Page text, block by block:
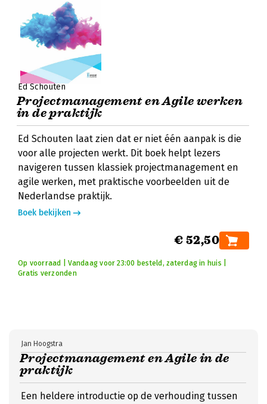
Ed Schouten
Projectmanagement en Agile werken
in de praktijk
Ed Schouten laat zien dat er niet één aanpak is die
voor alle projecten werkt. Dit boek helpt lezers
navigeren tussen klassiek projectmanagement en
agile werken, met praktische voorbeelden uit de
Nederlandse praktijk.
Boek bekijken
€ 52,50
Op voorraad | Vandaag voor 23:00 besteld, zaterdag in huis |
Gratis verzonden
Projectmanagement en Agile in de
praktijk
Jan Hoogstra
Een heldere introductie op de verhouding tussen